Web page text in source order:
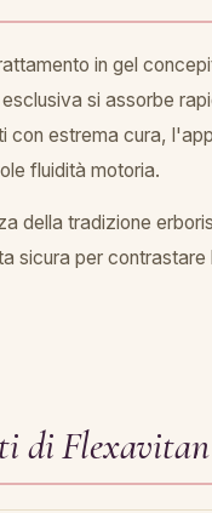
in gel
si assorbe
estrema cura,
fluidità motoria.
della tradizione
sicura per
di Flexavitan